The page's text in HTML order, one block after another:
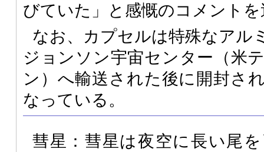
びていた」と感慨のコメント
なお、カプセルは特殊なアル
ジョンソン宇宙センター（米
ン）へ輸送された後に開封さ
なっている。
彗星：彗星は夜空に長い尾